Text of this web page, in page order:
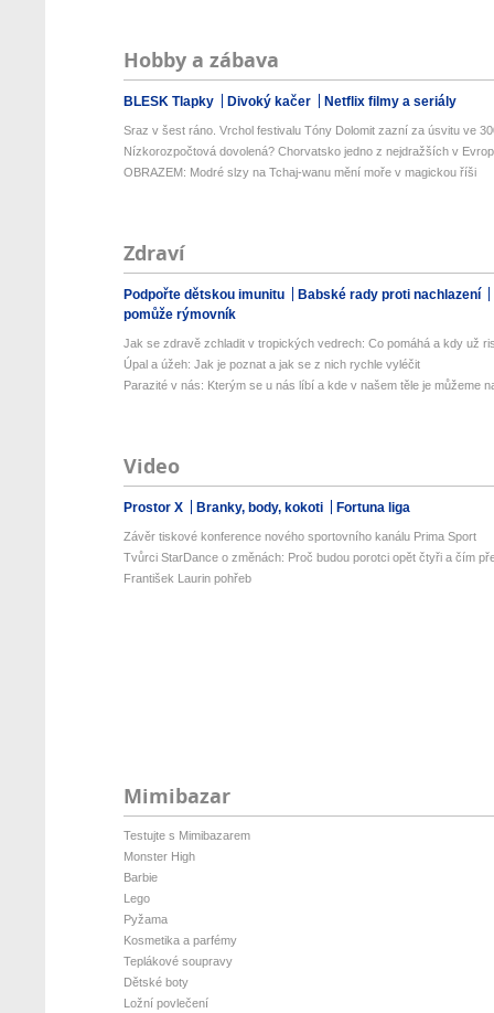
Hobby a zábava
BLESK Tlapky Divoký kačer Netflix filmy a seriály
Sraz v šest ráno. Vrchol festivalu Tóny Dolomit zazní za úsvitu ve
Nízkorozpočtová dovolená? Chorvatsko jedno z nejdražších v
OBRAZEM: Modré slzy na Tchaj-wanu mění moře v magickou říši
Zdraví
Podpořte dětskou imunitu
Babské rady proti nachlazení
pomůže rýmovník
Jak se zdravě zchladit v tropických vedrech: Co pomáhá a kdy už
Úpal a úžeh: Jak je poznat a jak se z nich rychle vyléčit
Parazité v nás: Kterým se u nás líbí a kde v našem těle je můžeme
Video
Prostor X Branky, body, kokoti Fortuna liga
Závěr tiskové konference nového sportovního kanálu Prima Sport
Tvůrci StarDance o změnách: Proč budou porotci opět čtyři a čím
František Laurin pohřeb
Mimibazar
Testujte s Mimibazarem
Monster High
Barbie
Lego
Pyžama
Kosmetika a parfémy
Teplákové soupravy
Dětské boty
Ložní povlečení